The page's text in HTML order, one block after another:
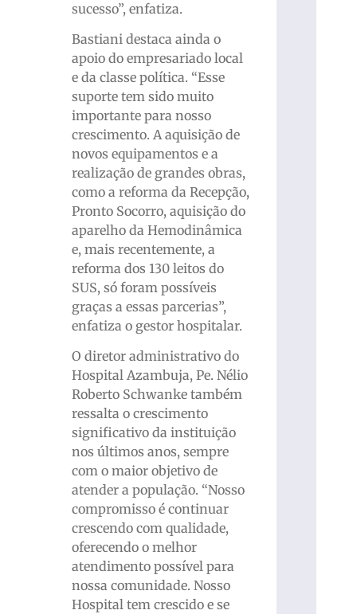
sucesso”, enfatiza.
Bastiani destaca ainda o
apoio do empresariado local
e da classe política. “Esse
suporte tem sido muito
importante para nosso
crescimento. A aquisição de
novos equipamentos e a
realização de grandes obras,
como a reforma da Recepção,
Pronto Socorro, aquisição do
aparelho da Hemodinâmica
e, mais recentemente, a
reforma dos 130 leitos do
SUS, só foram possíveis
graças a essas parcerias”,
enfatiza o gestor hospitalar.
O diretor administrativo do
Hospital Azambuja, Pe. Nélio
Roberto Schwanke também
ressalta o crescimento
significativo da instituição
nos últimos anos, sempre
com o maior objetivo de
atender a população. “Nosso
compromisso é continuar
crescendo com qualidade,
oferecendo o melhor
atendimento possível para
nossa comunidade. Nosso
Hospital tem crescido e se